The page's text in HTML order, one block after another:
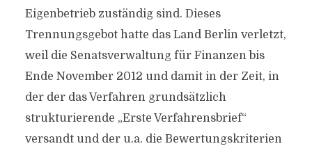
Eigenbetrieb zuständig sind. Dieses
Trennungsgebot hatte das Land Berlin verletzt,
weil die Senatsverwaltung für Finanzen bis
Ende November 2012 und damit in der Zeit, in
der der das Verfahren grundsätzlich
strukturierende „Erste Verfahrensbrief“
versandt und der u.a. die Bewertungskriterien